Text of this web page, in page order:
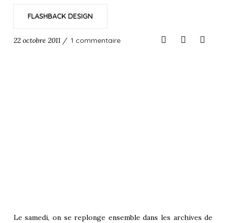
FLASHBACK DESIGN
22 octobre 2011 / 1 commentaire
Le samedi, on se replonge ensemble dans les archives de